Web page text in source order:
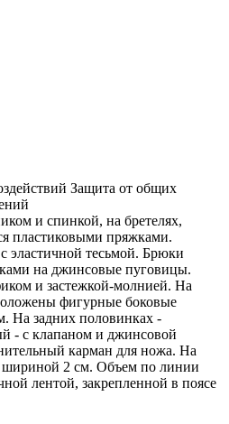
Защита от общих
и спинкой, на бретелях,
пластиковыми пряжками.
эластичной тесьмой. Брюки
на джинсовые пуговицы.
и застежкой-молнией. На
фигурные боковые
На задних половинках -
- с клапаном и джинсовой
карман для ножа. На
2 см. Объем по линии
лентой, закрепленной в поясе